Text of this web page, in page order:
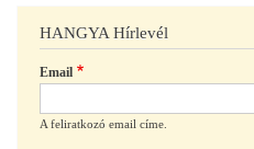
HANGYA Hírlevél
Email
A feliratkozó email címe.